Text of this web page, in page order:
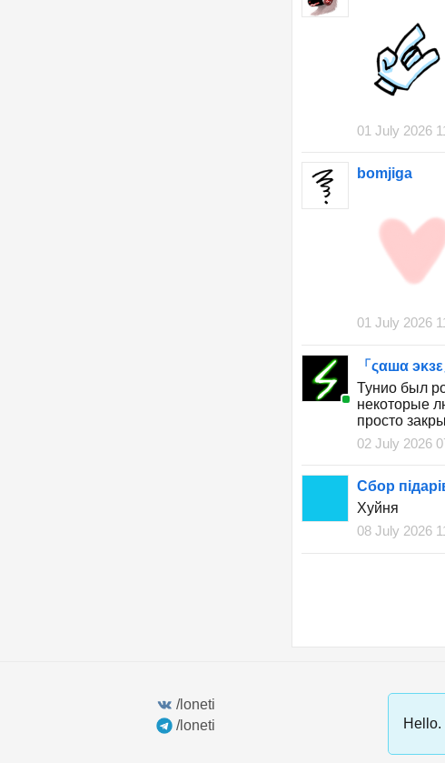
01 July 2026
bomjiga
01 July 2026
「ςαшα
Тунио был
некоторые
просто
02 July 2026
Сбор
Хуйня
08 July 2026
/loneti
/loneti
Hello.